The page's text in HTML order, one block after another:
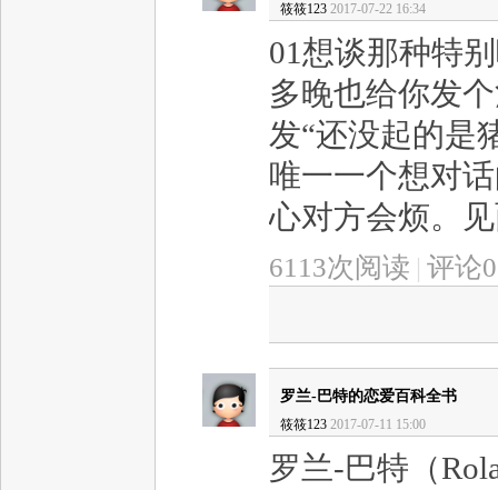
筱筱123 2017-07-22 16:34
01想谈那种特
多晚也给你发
发“还没起的是
唯一一个想对
心对方会烦。
6113次阅读 | 评论0
罗兰-巴特的恋爱百科全书
筱筱123 2017-07-11 15:00
罗兰-巴特（